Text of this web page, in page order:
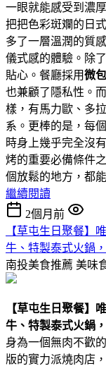
一眼就能感受到濃
把把色彩斑斕的日
多了一層溫潤的質
儀式感的體驗。除
貼心。餐廳採用微
也兼顧了隱私性。
樣，有馬力歐、多
系。更棒的是，每
時身上幾乎完全沒
烤的重要必備條件
個放鬆的地方，都
繼續閱讀
2個月前
【草屯生日聚餐】
牛、特製泰式火鍋
南投美食推薦 美味
【草屯生日聚餐】
牛、特製泰式火鍋
身為一個無肉不歡
版的實力派燒肉店